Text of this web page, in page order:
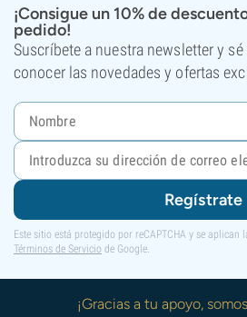
¡Consigue un 10% de
pedido!
Suscríbete a nuestra newsletter y
conocer las novedades y ofertas
Regístrate
Este sitio está protegido por reCAPTCHA y se aplican
Términos de Servicio de Google.
¡Gracias a tu apoyo,